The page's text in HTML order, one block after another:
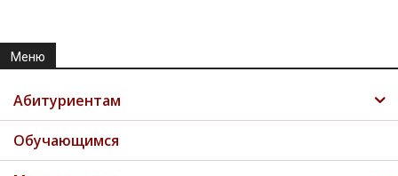
Меню
Абитуриентам
Обучающимся